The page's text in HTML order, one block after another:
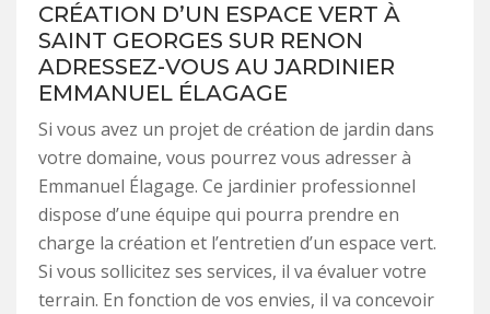
CRÉATION D’UN ESPACE VERT À
SAINT GEORGES SUR RENON
ADRESSEZ-VOUS AU JARDINIER
EMMANUEL ÉLAGAGE
Si vous avez un projet de création de jardin dans
votre domaine, vous pourrez vous adresser à
Emmanuel Élagage. Ce jardinier professionnel
dispose d’une équipe qui pourra prendre en
charge la création et l’entretien d’un espace vert.
Si vous sollicitez ses services, il va évaluer votre
terrain. En fonction de vos envies, il va concevoir